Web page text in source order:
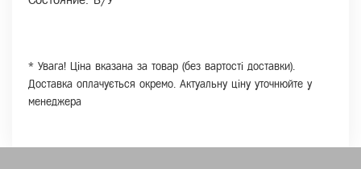
* Увага! Ціна вказана за товар (без вартості доставки).
Доставка оплачується окремо. Актуальну ціну уточнюйте у
менеджера